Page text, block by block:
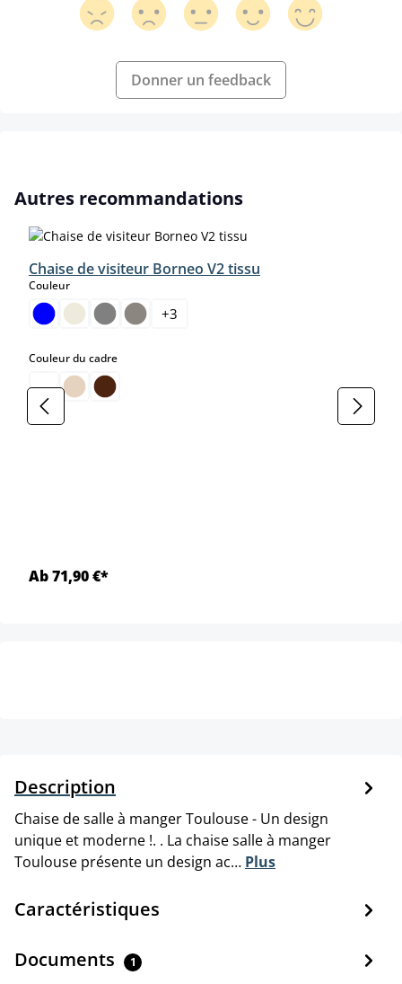
Donner un feedback
Ignorer la galerie de produits
Autres recommandations
Chaise de visiteur Borneo V2 tissu
Couleurselect
+3
Couleur du cadreselect
Ab 71,90 €*
Description
Chaise de salle à manger Toulouse - Un design
unique et moderne !. . La chaise salle à manger
Toulouse présente un design ac… Plus
Caractéristiques
Documents 1